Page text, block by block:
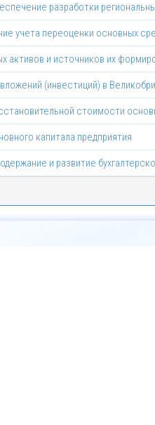
разработки
учета переоценки основных
активов и источников их
(инвестиций) в
стоимости
капитала предприятия
и развитие